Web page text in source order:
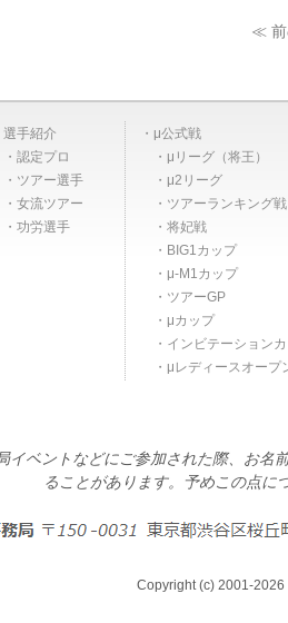
≪ 前
選手紹介
認定プロ
ツアー選手
女流ツアー
功労選手
μ公式戦
μリーグ（将王）
μ2リーグ
ツアーランキング
将妃戦
BIG1カップ
μ-M1カップ
ツアーGP
μカップ
インビテーション
μレディースオープ
ベントなどにご参加された際、お名
ることがあります。予めこの点に
Copyright (c) 2001-